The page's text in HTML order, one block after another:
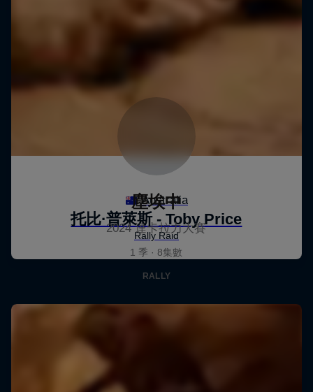
塵埃中
2024 達卡拉力大賽
1 季 · 8集數
RALLY